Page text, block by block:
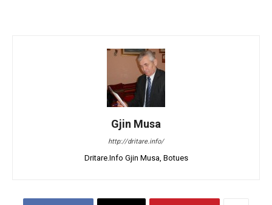
Gjin Musa
http://dritare.info/
Dritare.Info Gjin Musa, Botues